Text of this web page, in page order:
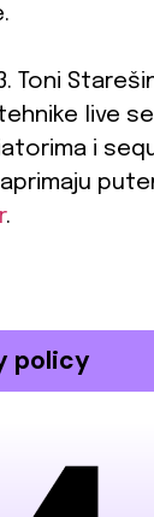
Toni
live
i
.
policy